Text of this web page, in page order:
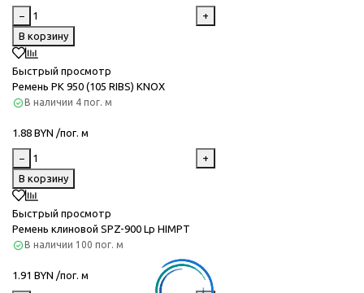
−
+
В корзину
Быстрый просмотр
Ремень PK 950 (105 RIBS) KNOX
В наличии 4 пог. м
1.88 BYN /пог. м
−
+
В корзину
Быстрый просмотр
Ремень клиновой SPZ-900 Lp HIMPT
В наличии 100 пог. м
1.91 BYN /пог. м